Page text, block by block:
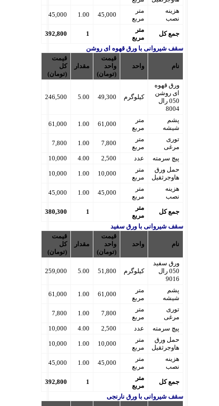
هزینه
نصب
متر
مربع
45,000
1.00
45,000
جمع کل
متر
مربع
1
392,800
سقف شیروانی با ورق قهوه ای روشن
نام واحد
قیمت
واحد
(تومان)
مقدار
قیمت
کل
(تومان)
ورق قهوه
ای روشن
050 رال
8004
کیلوگرم 49,300
5.00
246,500
پشم
شیشه
متر
مربع
61,000
1.00
61,000
توری
مرغی
متر
مربع
7,800
1.00
7,800
پیچ سرمته عدد 2,500
4.00
10,000
حمل ورق
هاوجرثقیل
متر
مربع
10,000
1.00
10,000
هزینه
نصب
متر
مربع
45,000
1.00
45,000
جمع کل
متر
مربع
1
380,300
سقف شیروانی با ورق سفید
نام واحد
قیمت
واحد
(تومان)
مقدار
قیمت
کل
(تومان)
ورق سفید
050 رال
9016
کیلوگرم 51,800
5.00
259,000
پشم
شیشه
متر
مربع
61,000
1.00
61,000
توری
مرغی
متر
مربع
7,800
1.00
7,800
پیچ سرمته عدد 2,500
4.00
10,000
حمل ورق
هاوجرثقیل
متر
مربع
10,000
1.00
10,000
هزینه
نصب
متر
مربع
45,000
1.00
45,000
جمع کل
متر
مربع
1
392,800
سقف شیروانی با ورق نارنجی